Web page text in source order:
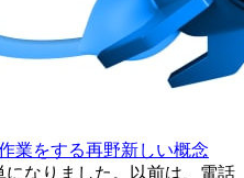
業をする再野新しい概念
なりました。以前は、電話